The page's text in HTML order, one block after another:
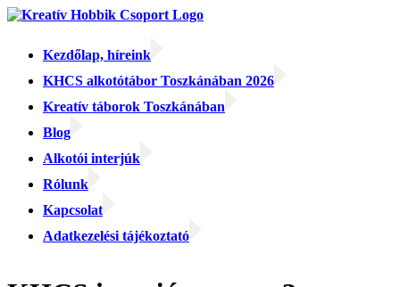
Kihagyás
Kezdőlap, híreink
KHCS alkotótábor Toszkánában 2026
Kreatív táborok Toszkánában
Blog
Alkotói interjúk
Rólunk
Kapcsolat
Adatkezelési tájékoztató